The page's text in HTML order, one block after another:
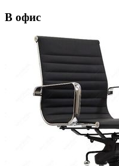
В офис